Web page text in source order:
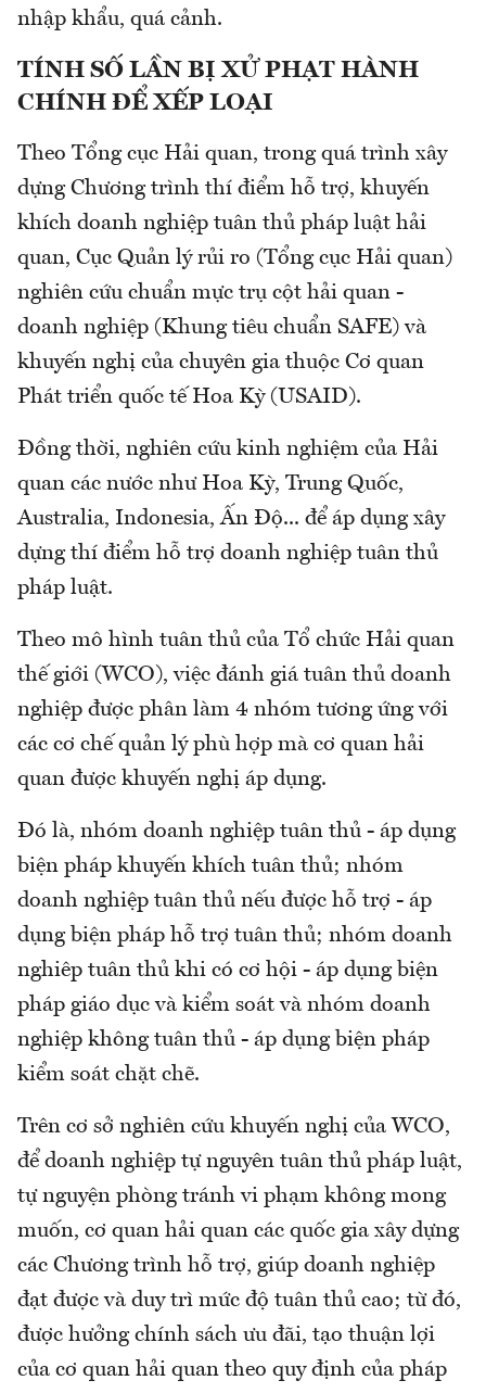
nhập khẩu, quá cảnh.
TÍNH SỐ LẦN BỊ XỬ PHẠT HÀNH
CHÍNH ĐỂ XẾP LOẠI
Theo Tổng cục Hải quan, trong quá trình xây
dựng Chương trình thí điểm hỗ trợ, khuyến
khích doanh nghiệp tuân thủ pháp luật hải
quan, Cục Quản lý rủi ro (Tổng cục Hải quan)
nghiên cứu chuẩn mực trụ cột hải quan -
doanh nghiệp (Khung tiêu chuẩn SAFE) và
khuyến nghị của chuyên gia thuộc Cơ quan
Phát triển quốc tế Hoa Kỳ (USAID).
Đồng thời, nghiên cứu kinh nghiệm của Hải
quan các nước như Hoa Kỳ, Trung Quốc,
Australia, Indonesia, Ấn Độ... để áp dụng xây
dựng thí điểm hỗ trợ doanh nghiệp tuân thủ
pháp luật.
Theo mô hình tuân thủ của Tổ chức Hải quan
thế giới (WCO), việc đánh giá tuân thủ doanh
nghiệp được phân làm 4 nhóm tương ứng với
các cơ chế quản lý phù hợp mà cơ quan hải
quan được khuyến nghị áp dụng.
Đó là, nhóm doanh nghiệp tuân thủ - áp dụng
biện pháp khuyến khích tuân thủ; nhóm
doanh nghiệp tuân thủ nếu được hỗ trợ - áp
dụng biện pháp hỗ trợ tuân thủ; nhóm doanh
nghiêp tuân thủ khi có cơ hội - áp dụng biện
pháp giáo dục và kiểm soát và nhóm doanh
nghiệp không tuân thủ - áp dụng biện pháp
kiểm soát chặt chẽ.
Trên cơ sở nghiên cứu khuyến nghị của WCO,
để doanh nghiệp tự nguyên tuân thủ pháp luật,
tự nguyện phòng tránh vi phạm không mong
muốn, cơ quan hải quan các quốc gia xây dựng
các Chương trình hỗ trợ, giúp doanh nghiệp
đạt được và duy trì mức độ tuân thủ cao; từ đó,
được hưởng chính sách ưu đãi, tạo thuận lợi
của cơ quan hải quan theo quy định của pháp